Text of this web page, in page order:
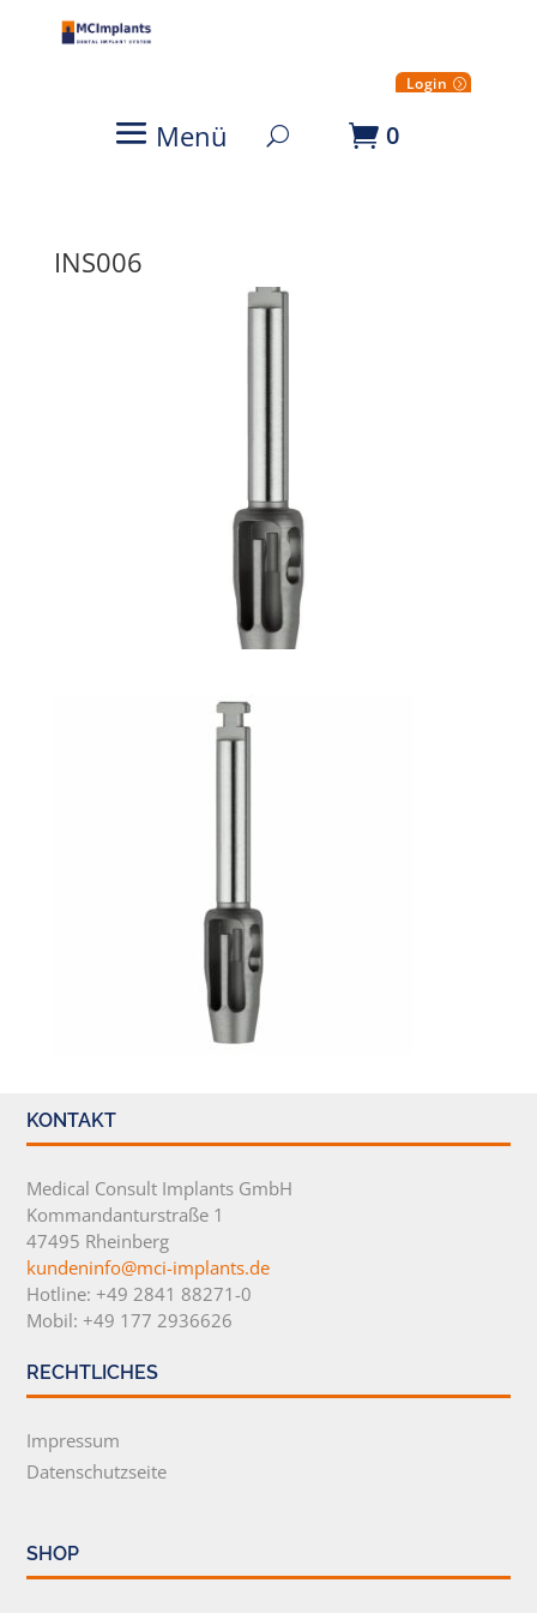
Login
Menü 0
INS006
KONTAKT
Medical Consult Implants GmbH
Kommandanturstraße 1
47495 Rheinberg
kundeninfo@mci-implants.de
Hotline: +49 2841 88271-0
Mobil: +49 177 2936626
RECHTLICHES
Impressum
Datenschutzseite
SHOP